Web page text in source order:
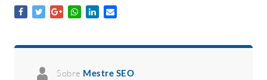
Sobre Mestre SEO